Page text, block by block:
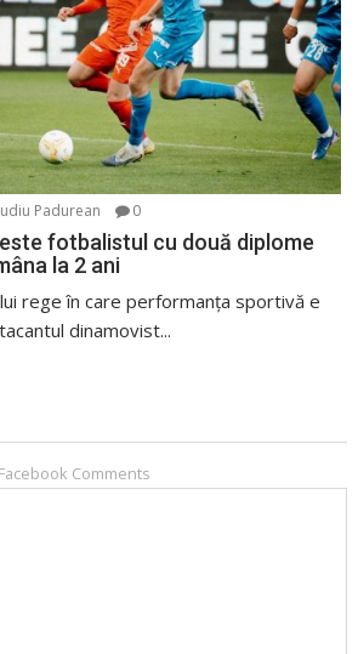
Padurean 0
fotbalistul cu două diplome
la 2 ani
rege în care performanța sportivă e
dinamovist...
Facebook Comments